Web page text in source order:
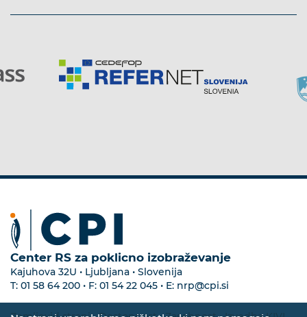
Center RS za poklicno izobraževanje
Kajuhova 32U • Ljubljana • Slovenija
T: 01 58 64 200 • F: 01 54 22 045 • E: nrp@cpi.si